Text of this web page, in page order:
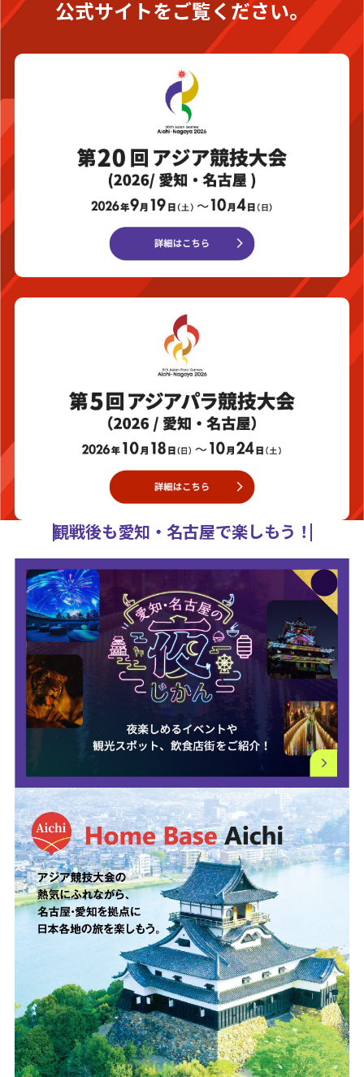
公式サイトをご覧ください。
観戦後も愛知・名古屋で楽しもう！